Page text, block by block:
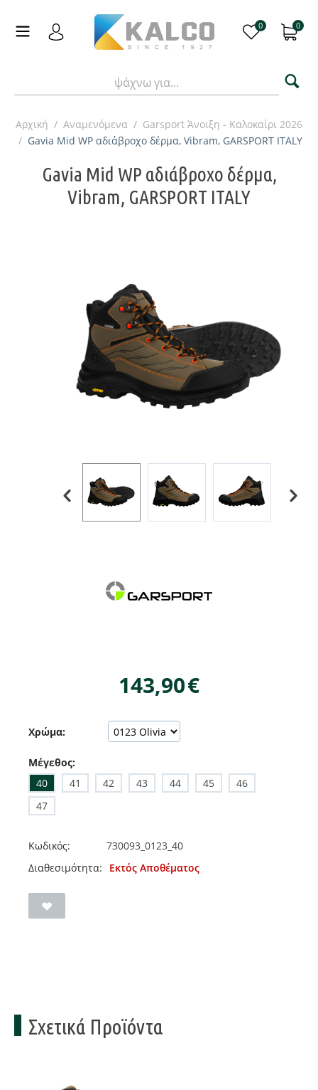
0 0
Αρχική / Αναμενόμενα / Garsport Άνοιξη - Καλοκαίρι 2026
/ Gavia Mid WP αδιάβροχο δέρμα, Vibram, GARSPORT ITALY
Gavia Mid WP αδιάβροχο δέρμα,
Vibram, GARSPORT ITALY
143,90€
Χρώμα:
Μέγεθος:
40
41 42 43 44 45
46
47
Κωδικός:
730093_0123_40
Διαθεσιμότητα:
Εκτός Αποθέματος
Σχετικά Προϊόντα